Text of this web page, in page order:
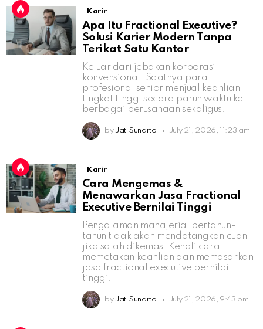
Karir
Apa Itu Fractional Executive?
Solusi Karier Modern Tanpa
Terikat Satu Kantor
Keluar dari jebakan korporasi
konvensional. Saatnya para
profesional senior menjual keahlian
tingkat tinggi secara paruh waktu ke
berbagai perusahaan sekaligus.
by Jati Sunarto July 21, 2026, 11:23 am
Karir
Cara Mengemas &
Menawarkan Jasa Fractional
Executive Bernilai Tinggi
Pengalaman manajerial bertahun-
tahun tidak akan mendatangkan cuan
jika salah dikemas. Kenali cara
memetakan keahlian dan memasarkan
jasa fractional executive bernilai
tinggi.
by Jati Sunarto July 21, 2026, 9:43 pm